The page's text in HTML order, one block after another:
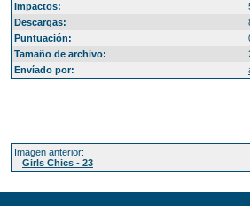
Impactos:
Descargas:
Puntuación:
Tamaño de archivo:
Envíado por:
Imagen anterior:
Girls Chics - 23